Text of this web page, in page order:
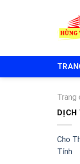
Trang
DỊCH
Cho
Tỉnh